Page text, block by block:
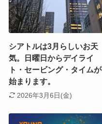
シアトルは3月らしいお天
気。日曜日からデイライ
ト・セービング・タイムが
始まります。
2026年3月6日(金)